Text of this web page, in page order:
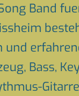
Band
und
Bass,